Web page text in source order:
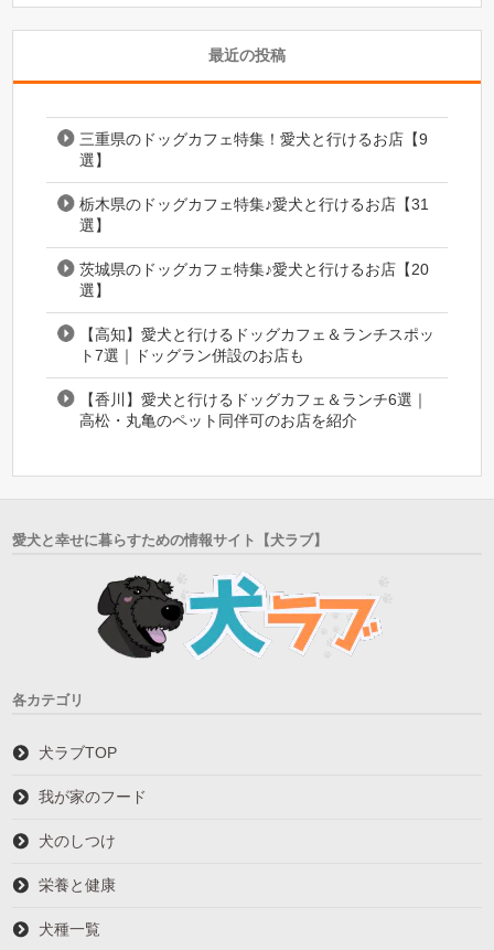
最近の投稿
三重県のドッグカフェ特集！愛犬と行けるお店【9
選】
栃木県のドッグカフェ特集♪愛犬と行けるお店【31
選】
茨城県のドッグカフェ特集♪愛犬と行けるお店【20
選】
【高知】愛犬と行けるドッグカフェ＆ランチスポッ
ト7選｜ドッグラン併設のお店も
【香川】愛犬と行けるドッグカフェ＆ランチ6選｜
高松・丸亀のペット同伴可のお店を紹介
愛犬と幸せに暮らすための情報サイト【犬ラブ】
各カテゴリ
犬ラブTOP
我が家のフード
犬のしつけ
栄養と健康
犬種一覧